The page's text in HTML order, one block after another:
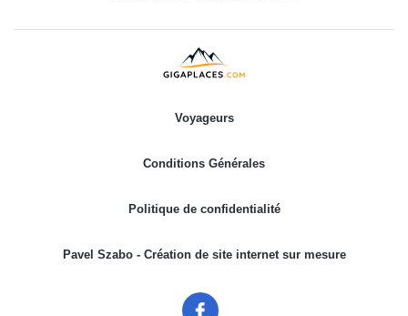
Voyageurs
Conditions Générales
Politique de confidentialité
Pavel Szabo - Création de site internet sur mesure